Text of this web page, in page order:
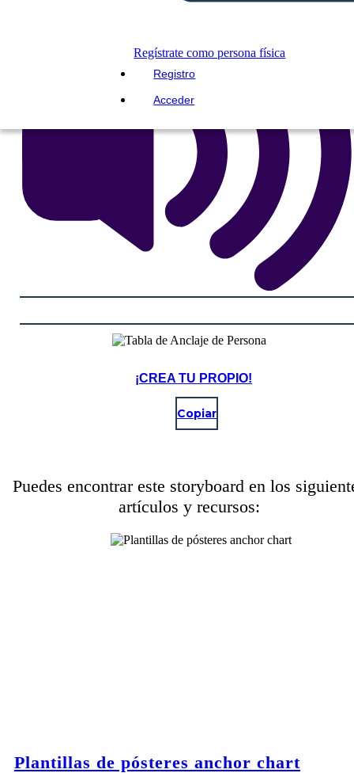
Regístrate como persona física
Registro
Acceder
¡CREA TU PROPIO!
Copiar
Puedes encontrar este storyboard en los
artículos y recursos:
Plantillas de pósteres anchor chart